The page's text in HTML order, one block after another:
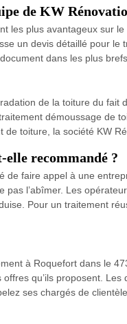
de KW
les plus avantageux sur le
un devis détaillé pour le
dans les plus
de la toiture du fait
démoussage de
toiture, la société KW
recommandé ?
faire appel à une
l’abîmer. Les
Pour un traitement
à Roquefort dans le
qu’ils proposent. Les
ses chargés de